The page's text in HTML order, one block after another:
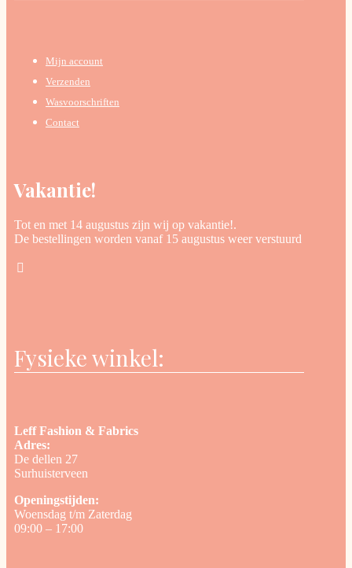
Mijn account
Verzenden
Wasvoorschriften
Contact
Vakantie!
Tot en met 14 augustus zijn wij op vakantie!.
De bestellingen worden vanaf 15 augustus weer verstuurd
Fysieke winkel:
Leff Fashion & Fabrics
Adres:
De dellen 27
Surhuisterveen
Openingstijden:
Woensdag t/m Zaterdag
09:00 – 17:00